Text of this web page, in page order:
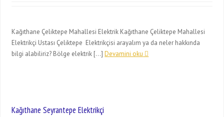
Kağıthane Çeliktepe Mahallesi Elektrik Kağıthane Çeliktepe Mahallesi
Elektrikçi Ustası Çeliktepe Elektrikçisi arayalım ya da neler hakkında
bilgi alabiliriz? Bölge elektrik […]Devamini oku
Kağıthane Seyrantepe Elektrikçi